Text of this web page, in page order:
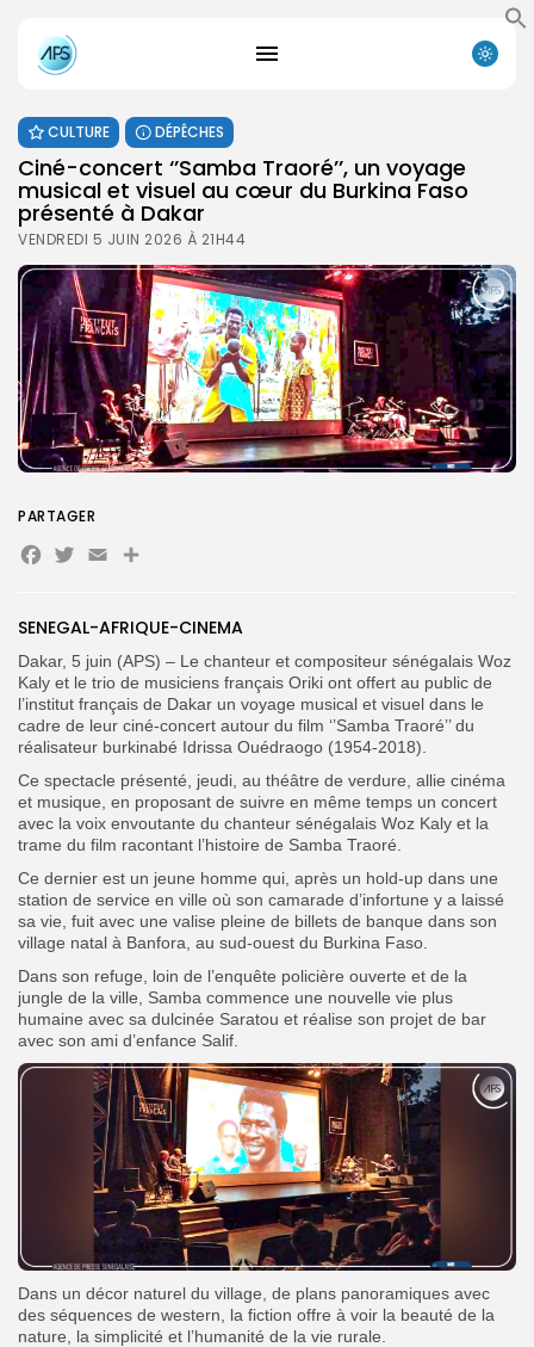
for:
Button
FR
CULTURE DÉPÊCHES
Ciné-concert ‘’Samba Traoré’’, un voyage
musical et visuel au cœur du Burkina Faso
présenté à Dakar
VENDREDI 5 JUIN 2026 À 21H44
SENEGAL-AFRIQUE-CINEMA
Dakar, 5 juin (APS) – Le chanteur et compositeur sénégalais Woz
Kaly et le trio de musiciens français Oriki ont offert au public de
l’institut français de Dakar un voyage musical et visuel dans le
cadre de leur ciné-concert autour du film ‘’Samba Traoré’’ du
réalisateur burkinabé Idrissa Ouédraogo (1954-2018).
Ce spectacle présenté, jeudi, au théâtre de verdure, allie cinéma
et musique, en proposant de suivre en même temps un concert
avec la voix envoutante du chanteur sénégalais Woz Kaly et la
trame du film racontant l’histoire de Samba Traoré.
Ce dernier est un jeune homme qui, après un hold-up dans une
station de service en ville où son camarade d’infortune y a laissé
sa vie, fuit avec une valise pleine de billets de banque dans son
village natal à Banfora, au sud-ouest du Burkina Faso.
Dans son refuge, loin de l’enquête policière ouverte et de la
jungle de la ville, Samba commence une nouvelle vie plus
humaine avec sa dulcinée Saratou et réalise son projet de bar
avec son ami d’enfance Salif.
Dans un décor naturel du village, de plans panoramiques avec
des séquences de western, la fiction offre à voir la beauté de la
nature, la simplicité et l’humanité de la vie rurale.
PARTAGER
Facebook
Twitter
EmailPartager